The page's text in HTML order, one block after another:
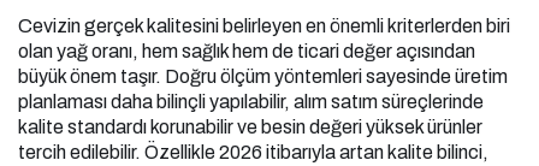
Cevizin gerçek kalitesini belirleyen en önemli kriterlerden biri
olan yağ oranı, hem sağlık hem de ticari değer açısından
büyük önem taşır. Doğru ölçüm yöntemleri sayesinde üretim
planlaması daha bilinçli yapılabilir, alım satım süreçlerinde
kalite standardı korunabilir ve besin değeri yüksek ürünler
tercih edilebilir. Özellikle 2026 itibarıyla artan kalite bilinci,